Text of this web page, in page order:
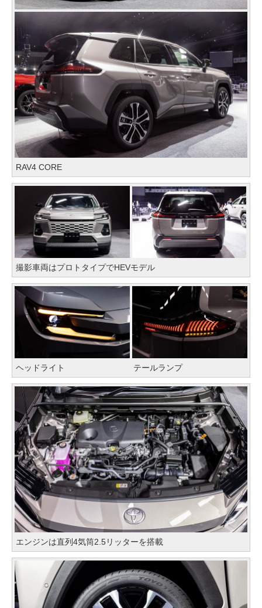
RAV4 CORE
撮影車両はプロトタイプでHEVモデル
ヘッドライト テールランプ
エンジンは直列4気筒2.5リッターを搭載